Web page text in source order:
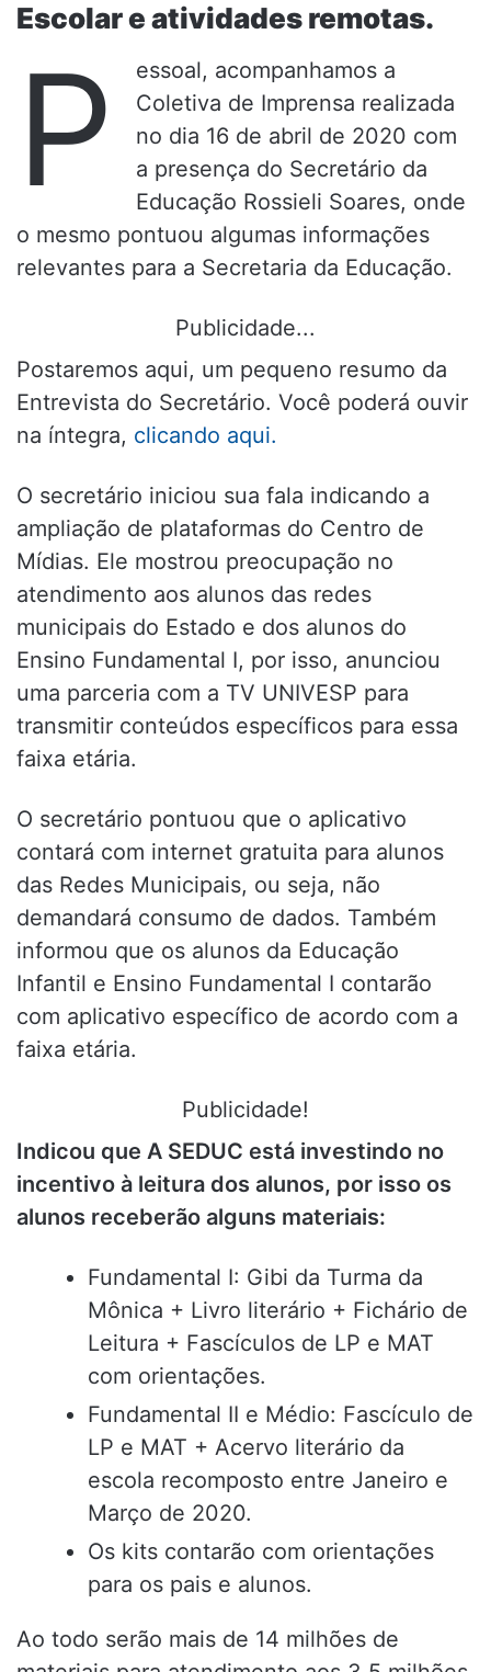
Escolar e atividades remotas.
P
essoal, acompanhamos a
Coletiva de Imprensa realizada
no dia 16 de abril de 2020 com
a presença do Secretário da
Educação Rossieli Soares, onde
o mesmo pontuou algumas informações
relevantes para a Secretaria da Educação.
Publicidade...
Postaremos aqui, um pequeno resumo da
Entrevista do Secretário. Você poderá ouvir
na íntegra, clicando aqui.
O secretário iniciou sua fala indicando a
ampliação de plataformas do Centro de
Mídias. Ele mostrou preocupação no
atendimento aos alunos das redes
municipais do Estado e dos alunos do
Ensino Fundamental I, por isso, anunciou
uma parceria com a TV UNIVESP para
transmitir conteúdos específicos para essa
faixa etária.
O secretário pontuou que o aplicativo
contará com internet gratuita para alunos
das Redes Municipais, ou seja, não
demandará consumo de dados. Também
informou que os alunos da Educação
Infantil e Ensino Fundamental I contarão
com aplicativo específico de acordo com a
faixa etária.
Publicidade!
Indicou que A SEDUC está investindo no
incentivo à leitura dos alunos, por isso os
alunos receberão alguns materiais:
Fundamental I: Gibi da Turma da
Mônica + Livro literário + Fichário de
Leitura + Fascículos de LP e MAT
com orientações.
Fundamental II e Médio: Fascículo de
LP e MAT + Acervo literário da
escola recomposto entre Janeiro e
Março de 2020.
Os kits contarão com orientações
para os pais e alunos.
Ao todo serão mais de 14 milhões de